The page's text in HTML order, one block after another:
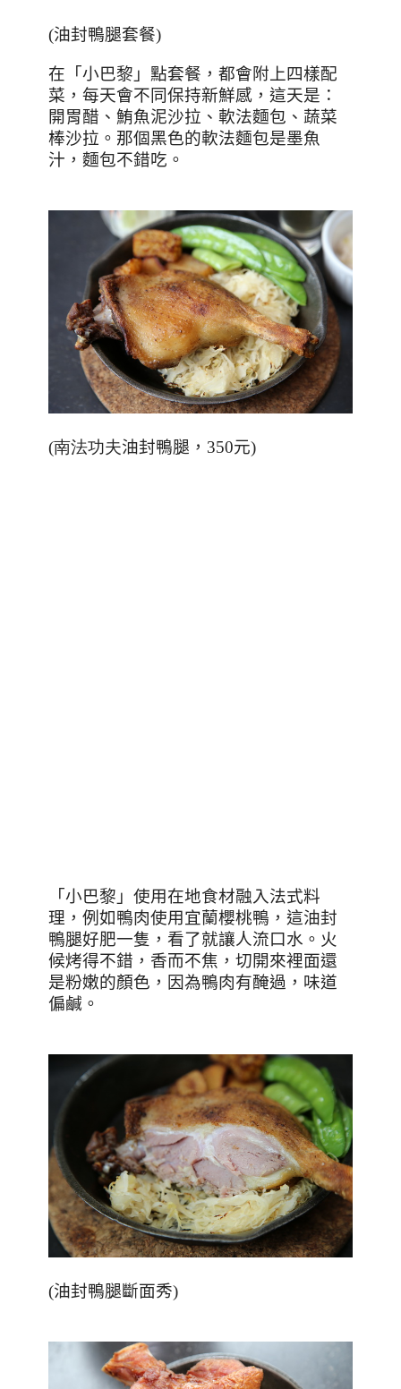
(油封鴨腿套餐)
在「小巴黎」點套餐，都會附上四樣配
菜，每天會不同保持新鮮感，這天是：
開胃醋、鮪魚泥沙拉、軟法麵包、蔬菜
棒沙拉。那個黑色的軟法麵包是墨魚
汁，麵包不錯吃。
(南法功夫油封鴨腿，350元)
「小巴黎」使用在地食材融入法式料
理，例如鴨肉使用宜蘭櫻桃鴨，這油封
鴨腿好肥一隻，看了就讓人流口水。火
候烤得不錯，香而不焦，切開來裡面還
是粉嫩的顏色，因為鴨肉有醃過，味道
偏鹹。
(油封鴨腿斷面秀)